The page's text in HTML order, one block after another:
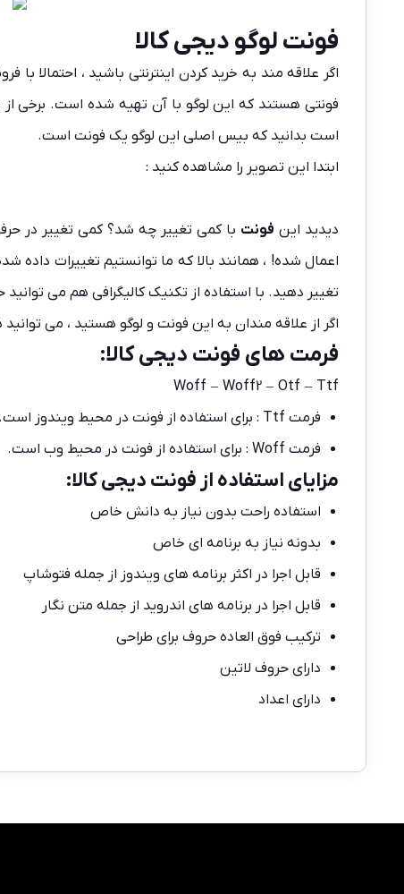
فونت لوگو دیجی کالا
اگر علاقه مند به خرید کردن اینترنتی باشید ، احتمالا با
فونتی هستند که این لوگو با آن تهیه شده است. برخی
است بدانید که بیس اصلی این لوگو یک فونت است.
ابتدا این تصویر را مشاهده کنید :
دیدید این فونت
اعمال شده! ، همانند بالا که ما توانستیم تغییرات داده
تغییر دهید. با استفاده از تکنیک کالیگرافی هم می
اگر از علاقه مندان به این فونت و لوگو هستید ، می
فرمت های فونت دیجی کالا:
Woff – Woff2 – Otf – Ttf
فرمت Ttf : برای استفاده از فونت در محیط ویندوز است.
فرمت Woff : برای استفاده از فونت در محیط وب است.
مزایای استفاده از فونت دیجی کالا:
استفاده راحت بدون نیاز به دانش خاص
بدونه نیاز به برنامه ای خاص
قابل اجرا در اکثر برنامه های ویندوز از جمله فتوشاپ
قابل اجرا در برنامه های اندروید از جمله متن نگار
ترکیب فوق العاده حروف برای طراحی
دارای حروف لاتین
دارای اعداد